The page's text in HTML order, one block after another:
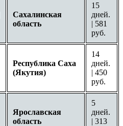
Сахалинская
область
15
дней.
| 581
руб.
Республика Саха
(Якутия)
14
дней.
| 450
руб.
Ярославская
область
5
дней.
| 313